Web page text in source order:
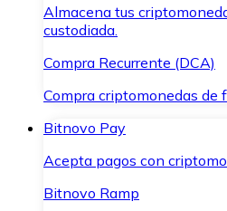
Almacena tus
custodiada.
Compra Recurrente (DCA)
Compra criptomonedas de
Bitnovo Pay
Acepta pagos con
Bitnovo Ramp